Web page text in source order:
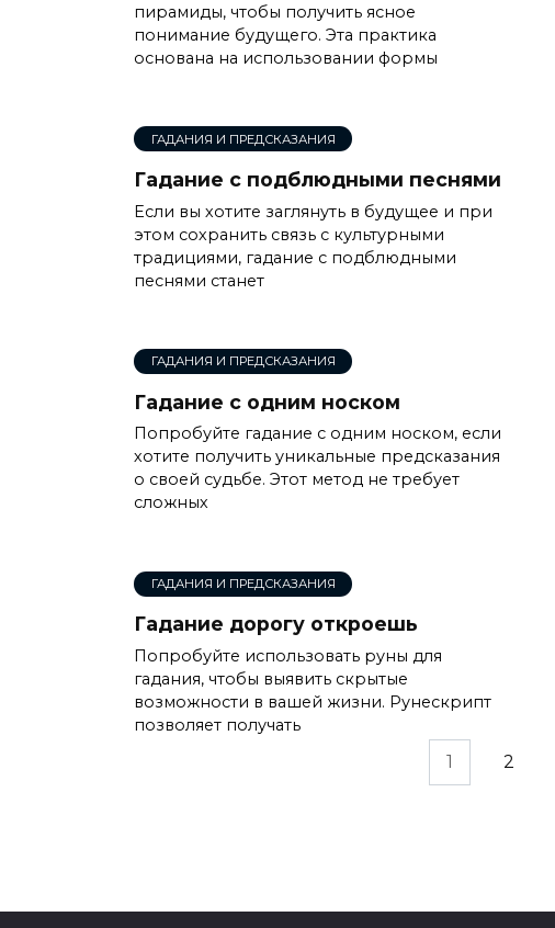
пирамиды, чтобы получить ясное
понимание будущего. Эта практика
основана на использовании формы
ГАДАНИЯ И ПРЕДСКАЗАНИЯ
Гадание с подблюдными песнями
Если вы хотите заглянуть в будущее и при
этом сохранить связь с культурными
традициями, гадание с подблюдными
песнями станет
ГАДАНИЯ И ПРЕДСКАЗАНИЯ
Гадание с одним носком
Попробуйте гадание с одним носком, если
хотите получить уникальные предсказания
о своей судьбе. Этот метод не требует
сложных
ГАДАНИЯ И ПРЕДСКАЗАНИЯ
Гадание дорогу откроешь
Попробуйте использовать руны для
гадания, чтобы выявить скрытые
возможности в вашей жизни. Рунескрипт
позволяет получать
1 2